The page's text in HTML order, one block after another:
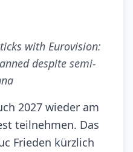
with Eurovision:
despite semi-
2027 wieder am
teilnehmen. Das
Frieden kürzlich